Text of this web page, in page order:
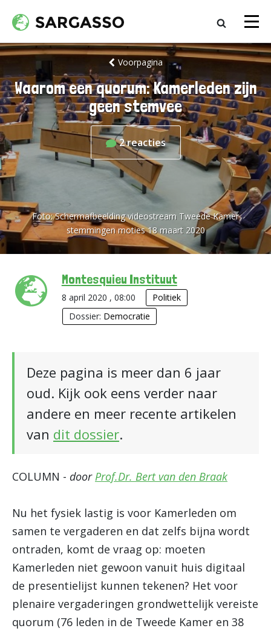
Voorpagina
Waarom een quorum: Kamerleden zijn
geen stemvee
2reacties
Foto:Schermafbeelding videostream Tweede Kamer
stemmingen moties 18 maart 2020
Montesquieu Instituut
8 april 2020 , 08:00
Politiek
Dossier: Democratie
Deze pagina is meer dan 6 jaar
oud. Kijk ook eens verder naar
andere en meer recente artikelen
van dit dossier.
COLUMN - doorProf.Dr. Bert van den Braak
Nu het fysiek lastig is voor Kamerleden om
samen te vergaderen en dat zelfs bijna wordt
ontraden, komt de vraag op: moeten
Kamerleden niet gewoon vanuit huis digitaal
de presentielijst kunnen tekenen? Het voor
plenaire vergaderingen grondwettelijk vereiste
quorum (76 leden in de Tweede Kamer en 38